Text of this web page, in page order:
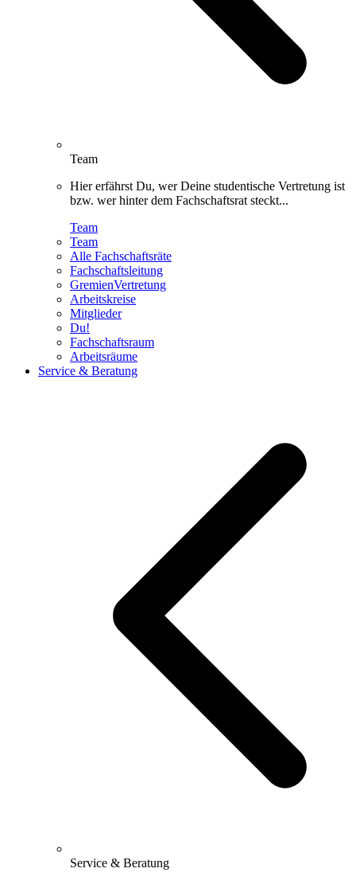
Team
Hier erfährst Du, wer Deine studentische Vertretung ist
bzw. wer hinter dem Fachschaftsrat steckt...
Team
Team
Alle Fachschaftsräte
Fachschaftsleitung
GremienVertretung
Arbeitskreise
Mitglieder
Du!
Fachschaftsraum
Arbeitsräume
Service & Beratung
Service & Beratung